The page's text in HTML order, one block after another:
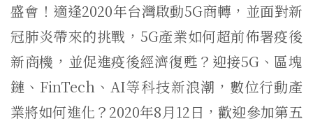
盛會！適逢2020年台灣啟動5G商轉，並面對新
冠肺炎帶來的挑戰，5G產業如何超前佈署疫後
新商機，並促進疫後經濟復甦？迎接5G、區塊
鏈、FinTech、AI等科技新浪潮，數位行動產
業將如何進化？2020年8月12日，歡迎參加第五